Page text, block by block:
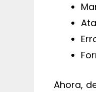
Ahora,